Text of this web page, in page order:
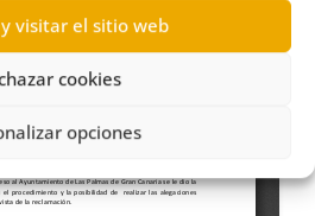
visitar el sitio web
cookies
opciones